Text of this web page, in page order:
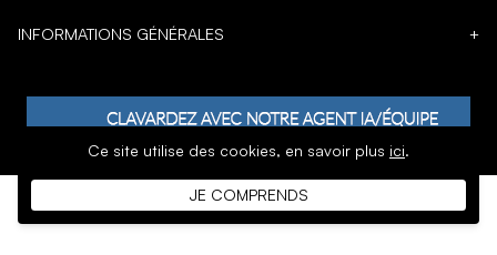
Ce site utilise des cookies, en savoir plus ici.
JE COMPRENDS
INFORMATIONS GÉNÉRALES +
𝕏